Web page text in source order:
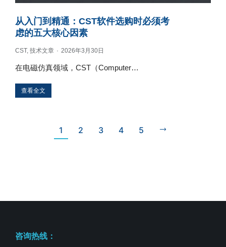
从入门到精通：CST软件选购时必须考
虑的五大核心因素
CST, 技术文章 2026年3月30日
在电磁仿真领域，CST（Computer…
查看全文
1 2 3 4 5
咨询热线：